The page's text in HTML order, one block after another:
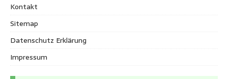
Kontakt
Sitemap
Datenschutz Erklärung
Impressum